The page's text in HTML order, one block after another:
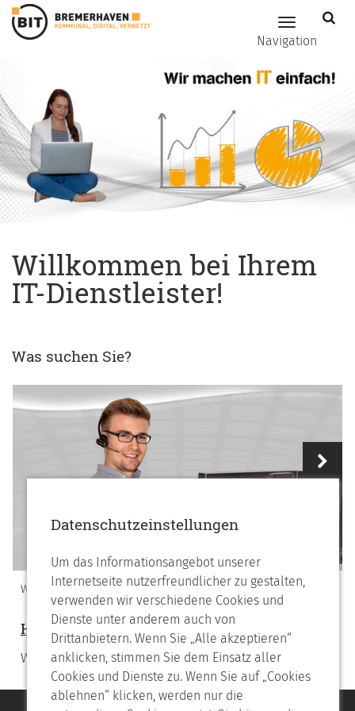
Datenschutzeinstellungen
Um das Informationsangebot unserer
Internetseite nutzerfreundlicher zu gestalten,
verwenden wir verschiedene Cookies und
Dienste unter anderem auch von
Drittanbietern. Wenn Sie „Alle akzeptieren“
anklicken, stimmen Sie dem Einsatz aller
Cookies und Dienste zu. Wenn Sie auf „Cookies
ablehnen“ klicken, werden nur die
Zum Hauptinhalt springen
Navigation
Willkommen bei Ihrem
IT-Dienstleister!
Was suchen Sie?
WIR ÜBER UNS
Helpdesk
Wir lösen Ihr Problem